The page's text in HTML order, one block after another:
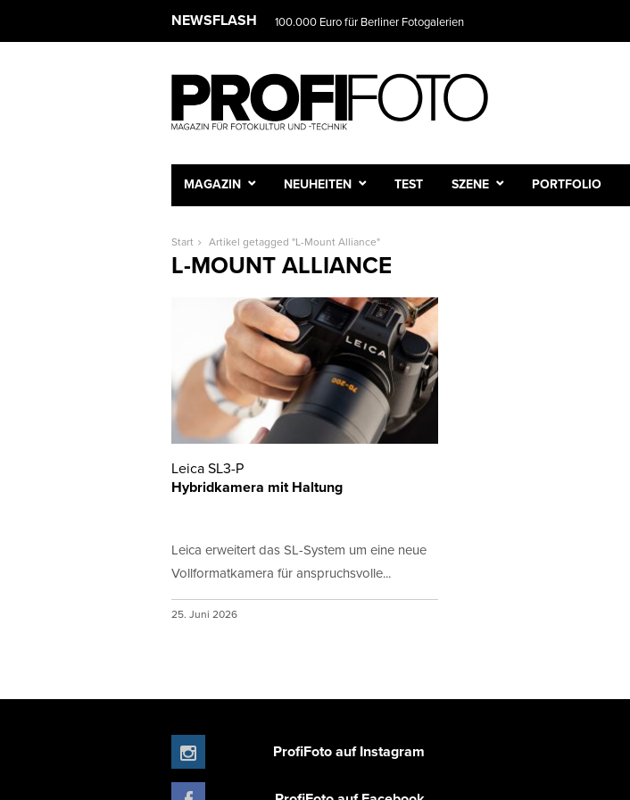
NEWSFLASH 100.000 Euro für Berliner Fotogalerien
MAGAZIN NEUHEITEN TEST SZENE PORTFOLIO
Start Artikel getagged "L-Mount Alliance"
L-MOUNT ALLIANCE
Leica SL3-P
Hybridkamera mit Haltung
Leica erweitert das SL-System um eine neue
Vollformatkamera für anspruchsvolle...
25. Juni 2026
ProfiFoto auf Instagram